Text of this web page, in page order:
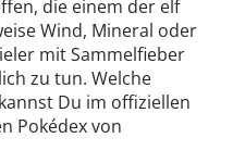
die einem der elf
Wind, Mineral oder
mit Sammelfieber
zu tun. Welche
Du im offiziellen
Pokédex von